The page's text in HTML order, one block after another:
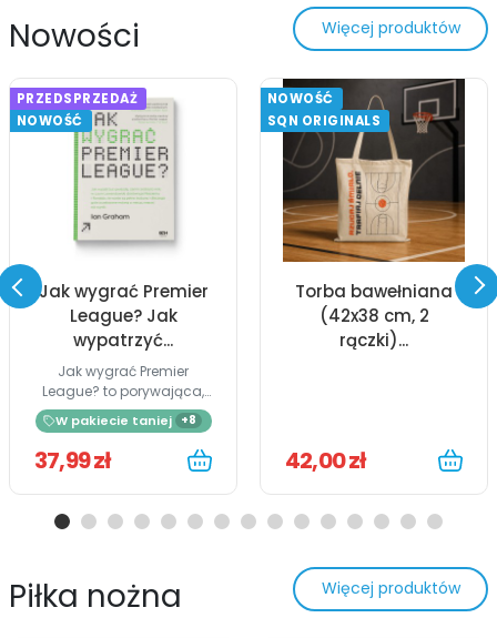
Nowości Więcej produktów
PRZEDSPRZEDAŻ
NOWOŚĆ
Jak wygrać Premier
League? Jak
wypatrzyć...
Jak wygrać Premier
League? to porywająca,
a...
W pakiecie taniej +8
37,99 zł
NOWOŚĆ
SQN ORIGINALS
Torba bawełniana
(42x38 cm, 2
rączki)...
42,00 zł
Piłka nożna Więcej produktów